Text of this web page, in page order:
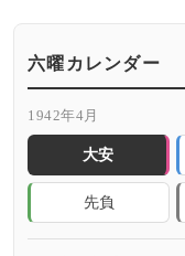
六曜カレンダー
1942年4月
大安
先負